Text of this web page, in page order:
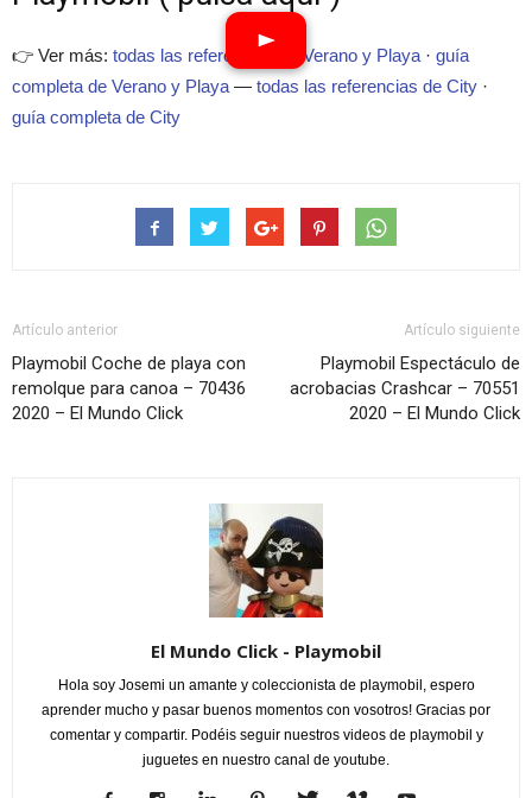
👉 Ver más: todas las referencias de Verano y Playa · guía
completa de Verano y Playa — todas las referencias de City ·
guía completa de City
Artículo anterior
Playmobil Coche de playa con
remolque para canoa – 70436
2020 – El Mundo Click
Artículo siguiente
Playmobil Espectáculo de
acrobacias Crashcar – 70551
2020 – El Mundo Click
El Mundo Click - Playmobil
Hola soy Josemi un amante y coleccionista de playmobil, espero
aprender mucho y pasar buenos momentos con vosotros! Gracias por
comentar y compartir. Podéis seguir nuestros videos de playmobil y
juguetes en nuestro canal de youtube.